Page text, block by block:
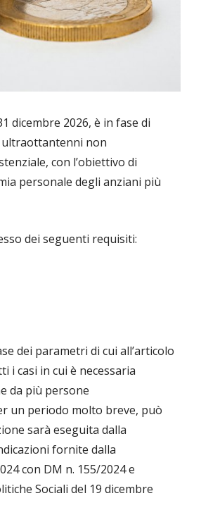
dicembre 2026, è in fase di
ultraottantenni non
con l’obiettivo di
personale degli anziani più
dei seguenti requisiti:
dei parametri di cui all’articolo
i casi in cui è necessaria
da più persone
un periodo molto breve, può
sarà eseguita dalla
fornite dalla
con DM n. 155/2024 e
Sociali del 19 dicembre